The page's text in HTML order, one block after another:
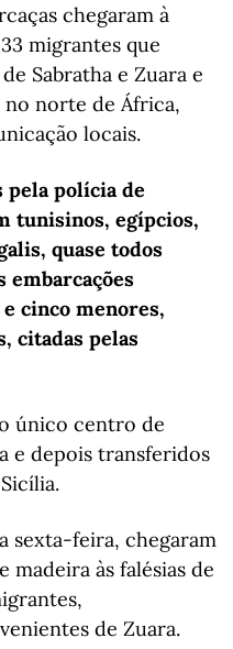
chegaram à
migrantes que
Sabratha e Zuara e
no norte de África,
locais.
pela polícia de
tunisinos, egípcios,
quase todos
embarcações
cinco menores,
citadas pelas
único centro de
e depois transferidos
sexta-feira, chegaram
madeira às falésias de
de Zuara.